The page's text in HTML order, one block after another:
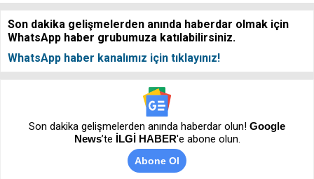
Son dakika gelişmelerden anında haberdar olmak için
WhatsApp haber grubumuza katılabilirsiniz.
WhatsApp haber kanalımız için tıklayınız!
Son dakika gelişmelerden anında haberdar olun! Google
News’te İLGİ HABER'e abone olun.
Abone Ol